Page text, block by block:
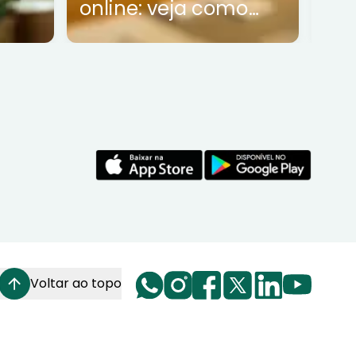
online: veja como
funciona
Voltar ao topo